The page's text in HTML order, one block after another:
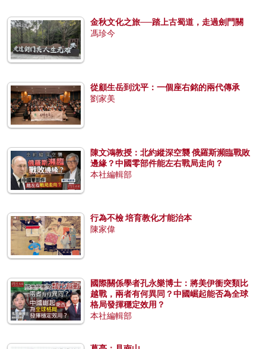
金秋文化之旅──踏上古蜀道，走過劍門關
馮珍今
從顧生岳到沈平：一個座右銘的兩代傳承
劉家美
陳文鴻教授：北約縱深空襲 俄羅斯瀕臨戰敗
邊緣？中國零部件能左右戰局走向？
本社編輯部
行為不檢 培育教化才能治本
陳家偉
國際關係學者孔永樂博士：將美伊衝突類比
越戰，兩者有何異同？中國崛起能否為全球
格局發揮穩定效用？
本社編輯部